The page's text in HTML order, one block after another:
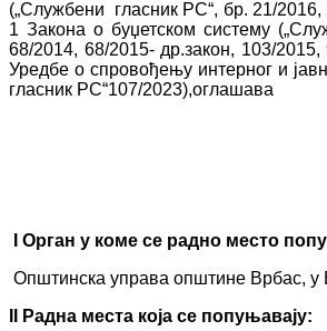
(„Службени гласник РС“, бр. 21/2016,
1 Закона о буџетском систему
68/2014, 68/2015- др.закон, 103/
Уредбе о спровођењу интерног и
гласник РС“107/2023),оглашава
Орган у коме се радно место
Општинска управа општине Врбас, у
Радна места која се попуњавају: